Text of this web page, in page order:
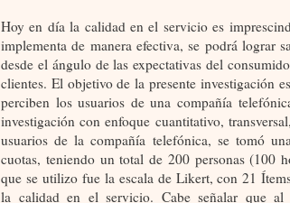
Hoy en día la calidad en el servicio es
implementa de manera efectiva, se podrá lograr
desde el ángulo de las expectativas del
clientes. El objetivo de la presente investigación
perciben los usuarios de una compañía
investigación con enfoque cuantitativo,
usuarios de la compañía telefónica, se tomó
cuotas, teniendo un total de 200 personas (100
que se utilizo fue la escala de Likert, con 21
la calidad en el servicio. Cabe señalar que al